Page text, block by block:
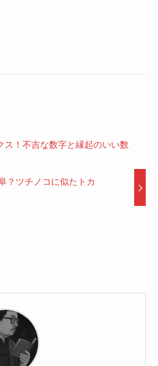
ス！不吉な数字と縁起のいい数
？ツチノコに似たトカ